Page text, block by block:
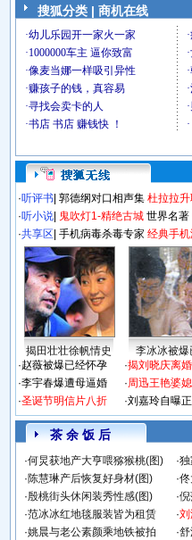
搜狐分类 | 商机在线
·听评书 郭德纲对口相声集 杜拉拉
·听小说 鬼吹灯1-精绝古城 世界名著
·共享区 手机病毒杀毒专家 经典手
揭田壮壮徐帆情史 李冰冰被爆
·赵薇被爆已经怀孕
·李宇春爆遭母逼婚
·圣诞节明信片八折
·揭刘晓庆离
·周迅王艳婆
·刘嘉玲自曝
茶 余 饭 后
·何炅获地产大亨喂猕猴桃(图) ·
·陈慧琳产后恢复好身材(图) ·
·殷桃街头休闲装秀性感(图) ·
·范冰冰红地毯服装皆为租赁 ·
·姚晨与老公素颜乘地铁被拍 ·